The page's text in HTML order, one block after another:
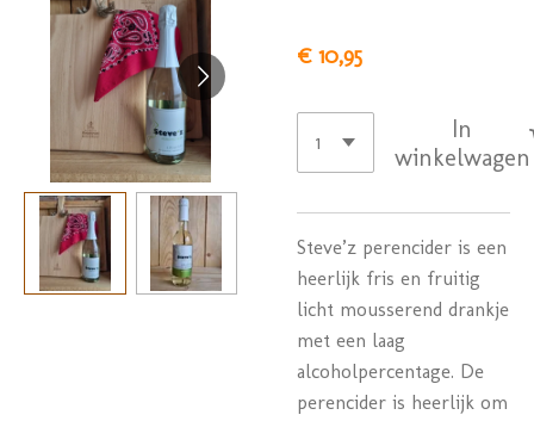
€ 10,95
In
winkelwagen
Steve’z perencider is een
heerlijk fris en fruitig
licht mousserend drankje
met een laag
alcoholpercentage. De
perencider is heerlijk om